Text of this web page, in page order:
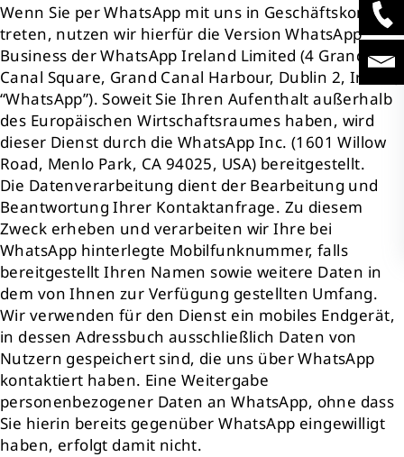
Wenn Sie per WhatsApp mit uns in Geschäftskontakt
treten, nutzen wir hierfür die Version WhatsApp
Business der WhatsApp Ireland Limited (4 Grand
Canal Square, Grand Canal Harbour, Dublin 2, Irland;
“WhatsApp”). Soweit Sie Ihren Aufenthalt außerhalb
des Europäischen Wirtschaftsraumes haben, wird
dieser Dienst durch die WhatsApp Inc. (1601 Willow
Road, Menlo Park, CA 94025, USA) bereitgestellt.
Die Datenverarbeitung dient der Bearbeitung und
Beantwortung Ihrer Kontaktanfrage. Zu diesem
Zweck erheben und verarbeiten wir Ihre bei
WhatsApp hinterlegte Mobilfunknummer, falls
bereitgestellt Ihren Namen sowie weitere Daten in
dem von Ihnen zur Verfügung gestellten Umfang.
Wir verwenden für den Dienst ein mobiles Endgerät,
in dessen Adressbuch ausschließlich Daten von
Nutzern gespeichert sind, die uns über WhatsApp
kontaktiert haben. Eine Weitergabe
personenbezogener Daten an WhatsApp, ohne dass
Sie hierin bereits gegenüber WhatsApp eingewilligt
haben, erfolgt damit nicht.